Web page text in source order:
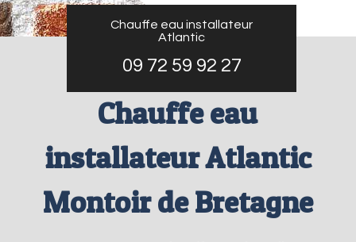
Chauffe eau installateur
Atlantic
09 72 59 92 27
Chauffe eau
installateur Atlantic
Montoir de Bretagne